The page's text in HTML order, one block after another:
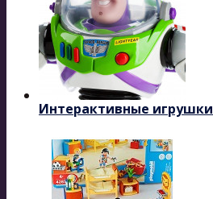
Интерактивные игрушки